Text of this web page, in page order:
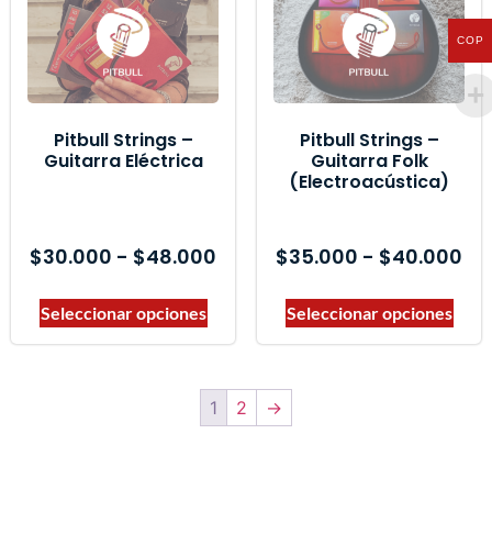
Pitbull Strings –
Guitarra Eléctrica
$30.000 - $48.000
Seleccionar opciones
Pitbull Strings –
Guitarra Folk
(Electroacústica)
$35.000 - $40.000
Seleccionar opciones
1 2 →
COP